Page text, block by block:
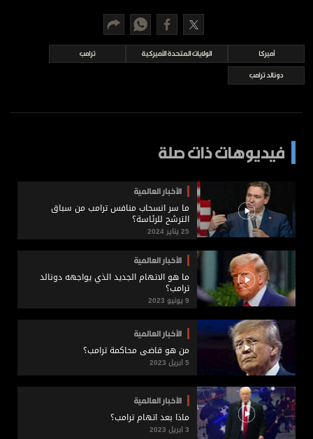
مواقيت الصلاة
الأحوال الجوية
أميركا الولايات المتحدة الأميركية ترامب
دونالد ترامب
فيديوهات ذات صلة
الأخبار العالمية
ما سر انسحاب منافس ترامب من سباق
الترشح للرئاسة؟
25 يناير 2024
الأخبار العالمية
ما هو الاتهام الجديد الذي يواجهه دونالد
ترامب؟
9 يونيو 2023
الأخبار العالمية
من هو قاضي محاكمة ترامب؟
5 ابريل 2023
الأخبار العالمية
ماذا بعد اتهام ترامب؟
3 ابريل 2023